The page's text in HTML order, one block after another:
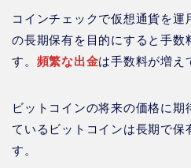
コインチェックで仮想通貨を運
の長期保有を目的にすると手数
す。 頻繁な出金は手数料が増え
ビットコインの将来の価格に期
ているビットコインは長期で保
す。